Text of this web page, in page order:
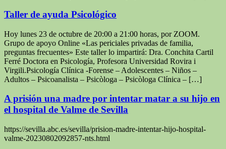
Taller de ayuda Psicológico
Hoy lunes 23 de octubre de 20:00 a 21:00 horas, por ZOOM.
Grupo de apoyo Online «Las periciales privadas de familia,
preguntas frecuentes» Este taller lo impartirá: Dra. Conchita Cartil
Ferré Doctora en Psicología, Profesora Universidad Rovira i
Virgili.Psicología Clínica -Forense – Adolescentes – Niños –
Adultos – Psicoanalista – Psicòloga – Psicòloga Clínica – […]
A prisión una madre por intentar matar a su hijo en
el hospital de Valme de Sevilla
https://sevilla.abc.es/sevilla/prision-madre-intentar-hijo-hospital-
valme-20230802092857-nts.html